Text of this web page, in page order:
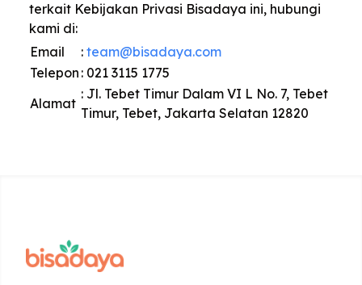
terkait Kebijakan Privasi Bisadaya ini, hubungi
kami di:
Email
: team@bisadaya.com
Telepon : 021 3115 1775
Alamat
: Jl. Tebet Timur Dalam VI L No. 7, Tebet
Timur, Tebet, Jakarta Selatan 12820